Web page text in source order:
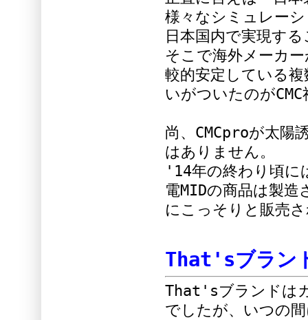
様々なシミュレー
日本国内で実現す
そこで海外メーカ
較的安定している
いがついたのが
尚、CMCproが太陽
はありません。
'14年の終わり頃に
電MIDの商品は製造
にこっそりと販売
That'sブラン
That'sブランドは
でしたが、いつの